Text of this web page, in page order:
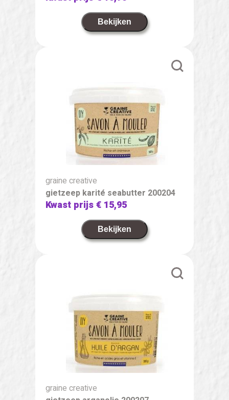
Bekijken
graine creative
gietzeep karité seabutter 200204
Kwast prijs€ 15,95
Bekijken
graine creative